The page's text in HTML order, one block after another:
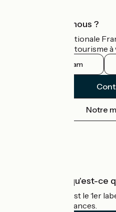
Qui sommes-nous ?
L'association nationale
guide officiel du tourisme
Instagram
Notre
Accueil Vélo qu'est-ce
Accueil Vélo c'est le 1er
cyclistes en vacances.